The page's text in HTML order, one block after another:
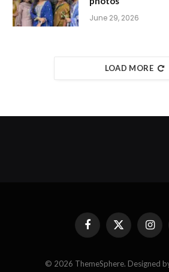
June 29, 2026
LOAD MORE
FacebookX
(Twitter)
© 2026 ThemeSphere. Designed